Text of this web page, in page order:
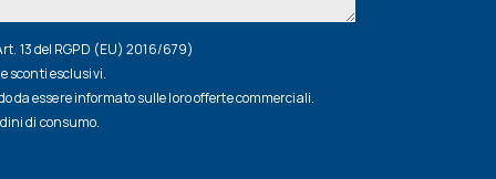
13 del RGPD (EU) 2016/679)
sconti esclusivi.
da essere informato sulle loro offerte commerciali.
di consumo.